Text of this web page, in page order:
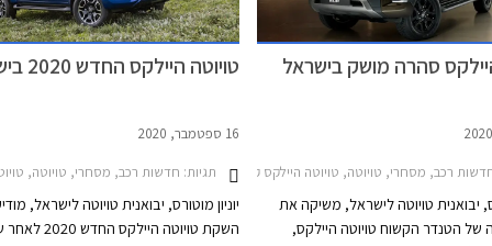
סהרה מושק בישראל
רכב, מסחרי, טויוטה, טויוטה היילקס קבינה כפולה 2020-2026מחירון רכב
יבואנית טויוטה לישראל, משיקה את
הטנדר הקשוח טויוטה היילקס,
טויוטה היילקס החדש 2020 בישראל
16 ספטמבר, 2020
תגיות: חדשות רכב, מסחרי, טויוטה, טויוטה היילקס קבינה כפולה 2020-2026, טויוטה
יוניון מוטורס, יבואנית טויוטה לישראל,
השקת טויוטה היילקס